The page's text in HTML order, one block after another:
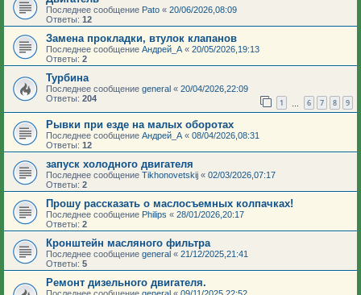
Последнее сообщение Pato « 20/06/2026,08:09
Ответы: 12
Замена прокладки, втулок клапанов
Последнее сообщение Андрей_А « 20/05/2026,19:13
Ответы: 2
Турбина
Последнее сообщение general « 20/04/2026,22:09
Ответы: 204 1 6 7 8 9
Рывки при езде на малых оборотах
Последнее сообщение Андрей_А « 08/04/2026,08:31
Ответы: 12
запуск холодного двигателя
Последнее сообщение Tikhonovetskij « 02/03/2026,07:17
Ответы: 2
Прошу рассказать о маслосъемных колпачках!
Последнее сообщение Philips « 28/01/2026,20:17
Ответы: 2
Кронштейн масляного фильтра
Последнее сообщение general « 21/12/2025,21:41
Ответы: 5
Ремонт дизельного двигателя.